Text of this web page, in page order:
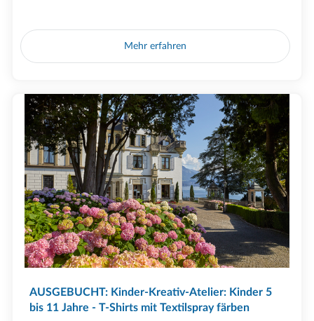
Mehr erfahren
AUSGEBUCHT: Kinder-Kreativ-Atelier: Kinder 5
bis 11 Jahre - T-Shirts mit Textilspray färben